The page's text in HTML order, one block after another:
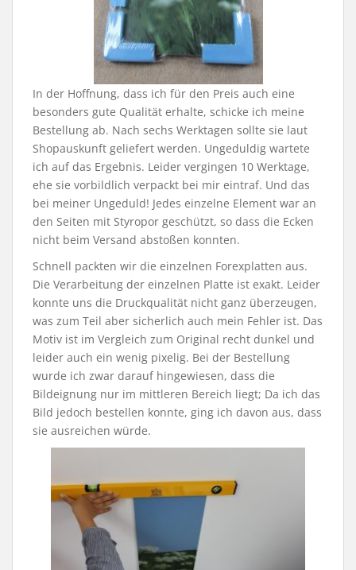
In der Hoffnung, dass ich für den Preis auch eine
besonders gute Qualität erhalte, schicke ich meine
Bestellung ab. Nach sechs Werktagen sollte sie laut
Shopauskunft geliefert werden. Ungeduldig wartete
ich auf das Ergebnis. Leider vergingen 10 Werktage,
ehe sie vorbildlich verpackt bei mir eintraf. Und das
bei meiner Ungeduld! Jedes einzelne Element war an
den Seiten mit Styropor geschützt, so dass die Ecken
nicht beim Versand abstoßen konnten.
Schnell packten wir die einzelnen Forexplatten aus.
Die Verarbeitung der einzelnen Platte ist exakt. Leider
konnte uns die Druckqualität nicht ganz überzeugen,
was zum Teil aber sicherlich auch mein Fehler ist. Das
Motiv ist im Vergleich zum Original recht dunkel und
leider auch ein wenig pixelig. Bei der Bestellung
wurde ich zwar darauf hingewiesen, dass die
Bildeignung nur im mittleren Bereich liegt; Da ich das
Bild jedoch bestellen konnte, ging ich davon aus, dass
sie ausreichen würde.